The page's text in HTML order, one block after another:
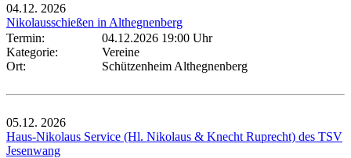
04.12. 2026
Nikolausschießen in Althegnenberg
Termin:
04.12.2026 19:00 Uhr
Kategorie:
Vereine
Ort:
Schützenheim Althegnenberg
05.12. 2026
Haus-Nikolaus Service (Hl. Nikolaus & Knecht Ruprecht) des TSV
Jesenwang